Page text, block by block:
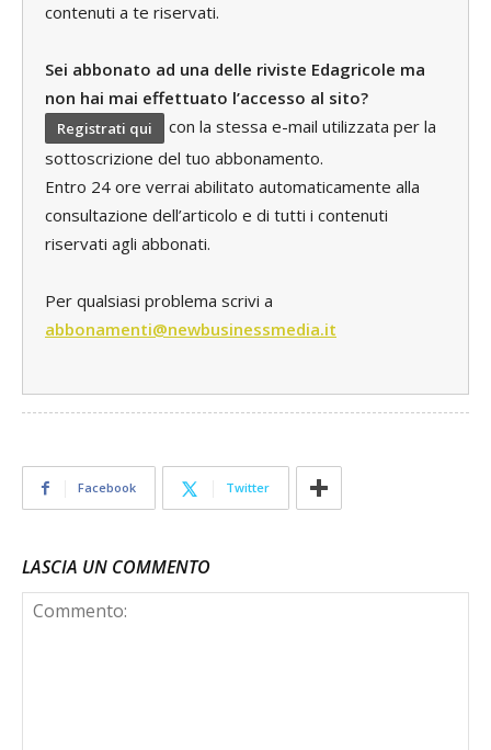
contenuti a te riservati.
Sei abbonato ad una delle riviste Edagricole ma
non hai mai effettuato l’accesso al sito?
Registrati qui
con la stessa e-mail utilizzata per la
sottoscrizione del tuo abbonamento.
Entro 24 ore verrai abilitato automaticamente alla
consultazione dell’articolo e di tutti i contenuti
riservati agli abbonati.
Per qualsiasi problema scrivi a
abbonamenti@newbusinessmedia.it
Facebook Twitter
LASCIA UN COMMENTO